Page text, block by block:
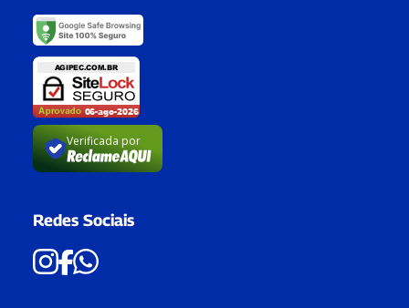
Verificada por
Redes Sociais